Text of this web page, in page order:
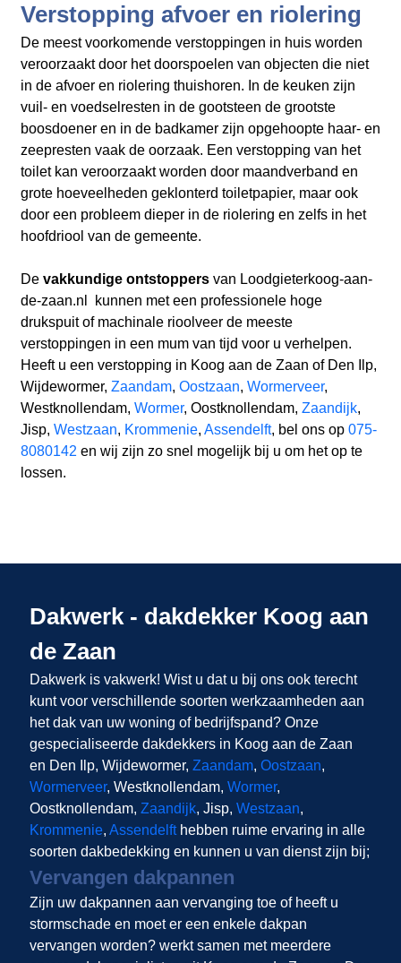
Verstopping afvoer en riolering
De meest voorkomende verstoppingen in huis worden
veroorzaakt door het doorspoelen van objecten die niet
in de afvoer en riolering thuishoren. In de keuken zijn
vuil- en voedselresten in de gootsteen de grootste
boosdoener en in de badkamer zijn opgehoopte haar- en
zeepresten vaak de oorzaak. Een verstopping van het
toilet kan veroorzaakt worden door maandverband en
grote hoeveelheden geklonterd toiletpapier, maar ook
door een probleem dieper in de riolering en zelfs in het
hoofdriool van de gemeente.
De vakkundige ontstoppersvan Loodgieterkoog-aan-
de-zaan.nl
kunnen met een professionele hoge
drukspuit of machinale rioolveer de meeste
verstoppingen in een mum van tijd voor u verhelpen.
Heeft u een verstopping in Koog aan de Zaan of Den Ilp,
Wijdewormer, Zaandam, Oostzaan, Wormerveer,
Westknollendam, Wormer, Oostknollendam, Zaandijk,
Jisp, Westzaan, Krommenie, Assendelft, bel ons op 075-
8080142 en wij zijn zo snel mogelijk bij u om het op te
lossen.
Dakwerk - dakdekker Koog aan
de Zaan
Dakwerk is vakwerk! Wist u dat u bij ons ook terecht
kunt voor verschillende soorten werkzaamheden aan
het dak van uw woning of bedrijfspand? Onze
gespecialiseerde dakdekkers in Koog aan de Zaan
en Den Ilp, Wijdewormer, Zaandam, Oostzaan,
Wormerveer, Westknollendam, Wormer,
Oostknollendam, Zaandijk, Jisp, Westzaan,
Krommenie, Assendelfthebben ruime ervaring in alle
soorten dakbedekking en kunnen u van dienst zijn bij;
Vervangen dakpannen
Zijn uw dakpannen aan vervanging toe of heeft u
stormschade en moet er een enkele dakpan
vervangen worden? werkt samen met meerdere